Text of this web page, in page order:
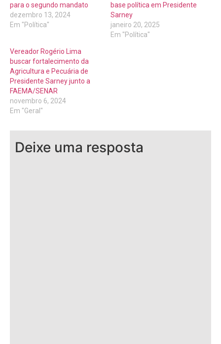
para o segundo mandato
dezembro 13, 2024
Em "Política"
base política em Presidente
Sarney
janeiro 20, 2025
Em "Política"
Vereador Rogério Lima
buscar fortalecimento da
Agricultura e Pecuária de
Presidente Sarney junto a
FAEMA/SENAR
novembro 6, 2024
Em "Geral"
Deixe uma resposta